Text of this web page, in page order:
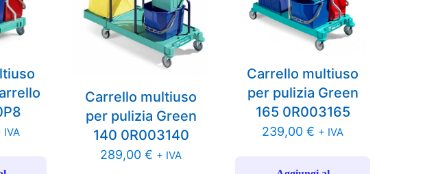
IVA
Carrello multiuso
per pulizia Green
140 0R003140
289,00€ + IVA
Carrello multiuso
per pulizia Green
165 0R003165
239,00€ + IVA